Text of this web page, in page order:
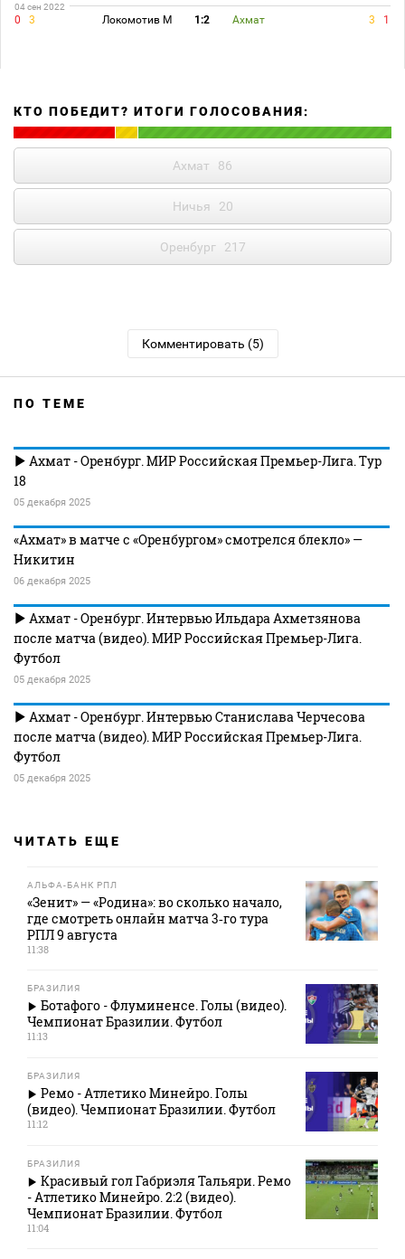
04 сен 2022
0 3 Локомотив М 1:2 Ахмат 3 1
КТО ПОБЕДИТ? ИТОГИ ГОЛОСОВАНИЯ:
Ахмат 86
Ничья 20
Оренбург 217
Комментировать (5)
ПО ТЕМЕ
Ахмат - Оренбург. МИР Российская Премьер-Лига. Тур
18
05 декабря 2025
«Ахмат» в матче с «Оренбургом» смотрелся блекло» —
Никитин
06 декабря 2025
Ахмат - Оренбург. Интервью Ильдара Ахметзянова
после матча (видео). МИР Российская Премьер-Лига.
Футбол
05 декабря 2025
Ахмат - Оренбург. Интервью Станислава Черчесова
после матча (видео). МИР Российская Премьер-Лига.
Футбол
05 декабря 2025
ЧИТАТЬ ЕЩЕ
АЛЬФА-БАНК РПЛ
«Зенит» — «Родина»: во сколько начало,
где смотреть онлайн матча 3‑го тура
РПЛ 9 августа
11:38
БРАЗИЛИЯ
Ботафого - Флуминенсе. Голы (видео).
Чемпионат Бразилии. Футбол
11:13
БРАЗИЛИЯ
Ремо - Атлетико Минейро. Голы
(видео). Чемпионат Бразилии. Футбол
11:12
БРАЗИЛИЯ
Красивый гол Габриэля Тальяри. Ремо
- Атлетико Минейро. 2:2 (видео).
Чемпионат Бразилии. Футбол
11:04